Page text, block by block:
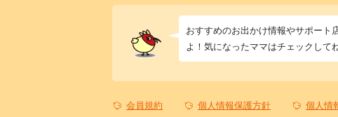
おすすめのお出かけ情報やサポート
よ！気になったママはチェックして
会員規約 個人情報保護方針 個人情